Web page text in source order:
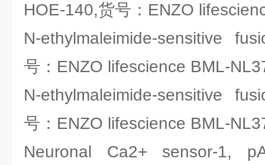
HOE-140,货号：ENZO
N-ethylmaleimide-sensitive
号：ENZO lifescience BML-
N-ethylmaleimide-sensitive
号：ENZO lifescience BML-
Neuronal Ca2+ sensor-1,